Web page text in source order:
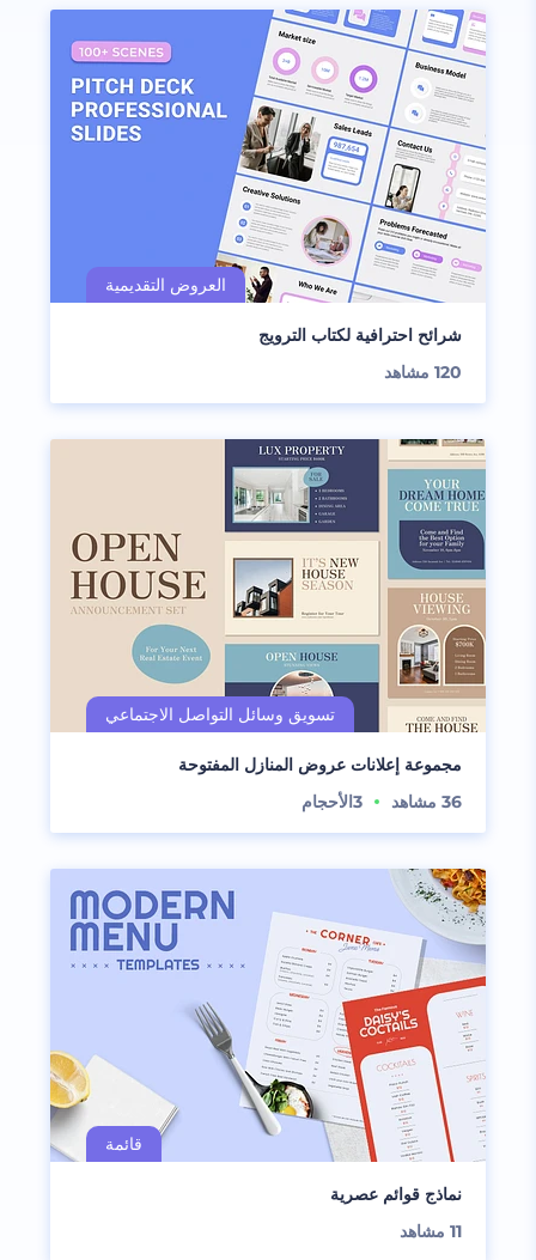
شرائح احترافية لكتاب الترويج
120 مشاهد
مجموعة إعلانات عروض المنازل المفتوحة
36 مشاهد 3الأحجام
نماذج قوائم عصرية
11 مشاهد